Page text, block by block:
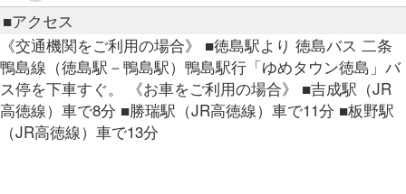
■アクセス
《交通機関をご利用の場合》 ■徳島駅より 徳島バス 二条
鴨島線（徳島駅－鴨島駅）鴨島駅行「ゆめタウン徳島」バ
ス停を下車すぐ。 《お車をご利用の場合》 ■吉成駅（JR
高徳線）車で8分 ■勝瑞駅（JR高徳線）車で11分 ■板野駅
（JR高徳線）車で13分